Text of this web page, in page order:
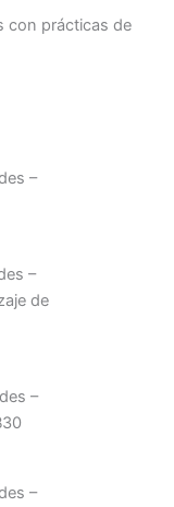
con prácticas de
–
–
de
–
–